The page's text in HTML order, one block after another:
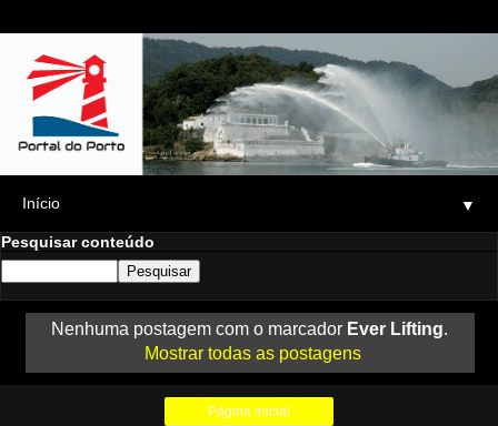
▼
Pesquisar conteúdo
Nenhuma postagem com o marcador Ever Lifting.
Mostrar todas as postagens
Página inicial